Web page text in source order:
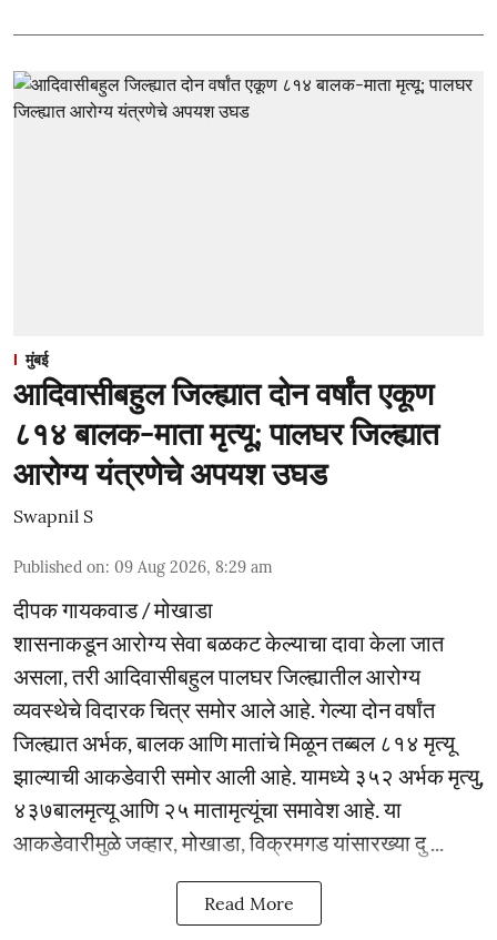
मुंबई
आदिवासीबहुल जिल्ह्यात दोन वर्षांत एकूण
८१४ बालक-माता मृत्यू; पालघर जिल्ह्यात
आरोग्य यंत्रणेचे अपयश उघड
Swapnil S
Published on: 09 Aug 2026, 8:29 am
दीपक गायकवाड / मोखाडा
शासनाकडून आरोग्य सेवा बळकट केल्याचा दावा केला जात
असला, तरी आदिवासीबहुल पालघर जिल्ह्यातील आरोग्य
व्यवस्थेचे विदारक चित्र समोर आले आहे. गेल्या दोन वर्षांत
जिल्ह्यात अर्भक, बालक आणि मातांचे मिळून तब्बल ८१४ मृत्यू
झाल्याची आकडेवारी समोर आली आहे. यामध्ये ३५२ अर्भक मृत्यु,
४३७बालमृत्यू आणि २५ मातामृत्यूंचा समावेश आहे. या
आकडेवारीमुळे जव्हार, मोखाडा, विक्रमगड यांसारख्या दु ...
Read More